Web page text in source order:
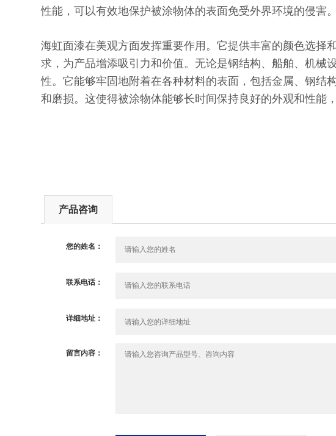
性能，可以有效地保护被涂物体的表面免受外界环境的侵害
海虹面漆在美观方面发挥重要作用。它提供丰富的颜色选择
求，为产品增添吸引力和价值。无论是钢结构、船舶、机械
性。它能够牢固地附着在各种材料的表面，包括金属、钢结
和磨损。这使得被涂物体能够长时间保持良好的外观和性能
产品咨询
您的姓名：
联系电话：
详细地址：
留言内容：